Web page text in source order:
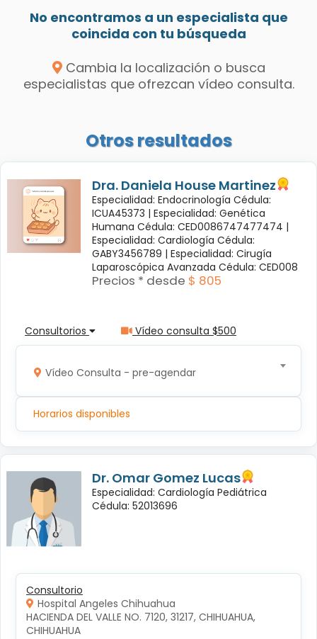
No encontramos a un especialista que
coincida con tu búsqueda
Cambia la localización o busca
especialistas que ofrezcan vídeo consulta.
Otros resultados
Dra. Daniela House Martinez
Especialidad: Endocrinología Cédula:
ICUA45373 | Especialidad: Genética
Humana Cédula: CED0086747477474 |
Especialidad: Cardiología Cédula:
GABY3456789 | Especialidad: Cirugía
Laparoscópica Avanzada Cédula: CED008
Precios * desde $ 805
Consultorios Vídeo consulta $500
Vídeo Consulta - pre-agendar
Horarios disponibles
Dr. Omar Gomez Lucas
Especialidad: Cardiología Pediátrica
Cédula: 52013696
Consultorio
Hospital Angeles Chihuahua
HACIENDA DEL VALLE NO. 7120, 31217, CHIHUAHUA,
CHIHUAHUA